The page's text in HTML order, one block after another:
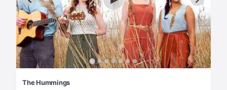
The Hummings